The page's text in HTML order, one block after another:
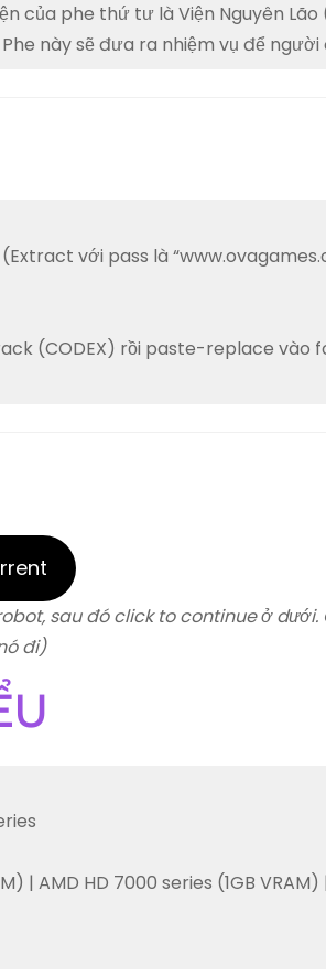
của phe thứ tư là Viện Nguyên
này sẽ đưa ra nhiệm vụ để
với pass là
(CODEX) rồi paste-replace vào
sau đó click to continue ở
đi)
| AMD HD 7000 series (1GB